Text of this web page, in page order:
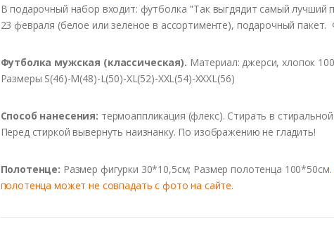
В подарочный набор входит: футболка "Так выгдядит самый лучший
23 февраля (белое или зеленое в ассортименте), подарочный пакет.
Футболка мужская (классическая). Материал: джерси, хлопок
Размеры S(46)-M(48)-L(50)-XL(52)-XXL(54)-XXXL(56)
Способ нанесения: термоаппликация (флекс). Стирать в
Перед стиркой вывернуть наизнанку. По изображению не гладить!
Полотенце: Размер фигурки 30*10,5см; Размер полотенца 100*50см.
полотенца может не совпадать с фото на сайте.